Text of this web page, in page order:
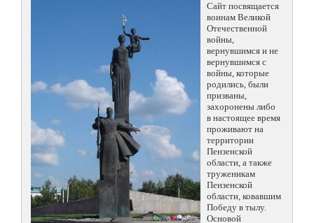
Сайт посвящается
воинам Великой
Отечественной
войны,
вернувшимся и не
вернувшимся с
войны, которые
родились, были
призваны,
захоронены либо
в настоящее время
проживают на
территории
Пензенской
области, а также
труженикам
Пензенской
области, ковавшим
Победу в тылу.
Основой